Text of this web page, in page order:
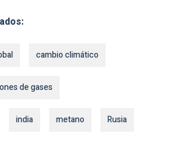
cambio climático
de gases
india metano Rusia